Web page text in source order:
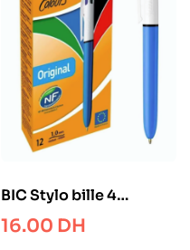
BIC Stylo bille 4
couleurs rétractables
Classique
16.00 DH